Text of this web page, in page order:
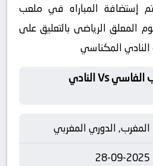
المغربية 3 ويتم إستضافة المباراه في ملعب
المعلق الرياضى بالتعليق على
النادي المكناسي
بطاقة المباراة المغرب الفاسي Vs النادي
المغرب, الدوري المغربي
28-09-2025